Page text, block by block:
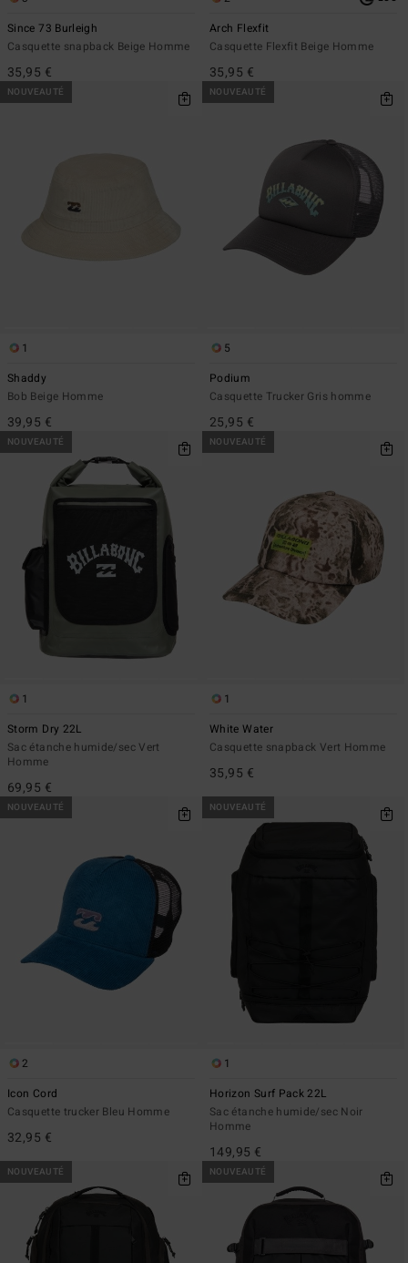
Since 73 Burleigh
Casquette snapback Beige Homme
35,95 €
Arch Flexfit
Casquette Flexfit Beige Homme
35,95 €
NOUVEAUTÉ
1
Shaddy
Bob Beige Homme
39,95 €
NOUVEAUTÉ
5
Podium
Casquette Trucker Gris homme
25,95 €
NOUVEAUTÉ
1
Storm Dry 22L
Sac étanche humide/sec Vert
Homme
69,95 €
NOUVEAUTÉ
1
White Water
Casquette snapback Vert Homme
35,95 €
NOUVEAUTÉ
2
Icon Cord
Casquette trucker Bleu Homme
32,95 €
NOUVEAUTÉ
1
Horizon Surf Pack 22L
Sac étanche humide/sec Noir
Homme
149,95 €
NOUVEAUTÉ NOUVEAUTÉ